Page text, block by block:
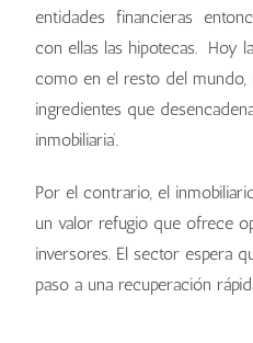
entidades financieras
con ellas las hipotecas. Hoy
como en el resto del mundo,
ingredientes que
inmobiliaria’.
Por el contrario, el
un valor refugio que ofrece
inversores. El sector espera
paso a una recuperación